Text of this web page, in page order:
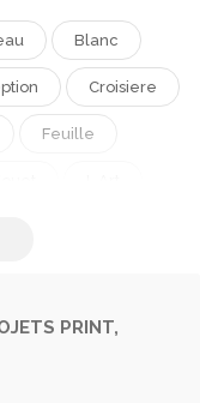
Blanc
Croisiere
Feuille
Planche De Bois
PRINT,